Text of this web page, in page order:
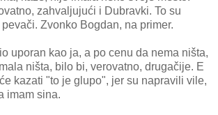
zahvaljujući i Dubravki. To su
Zvonko Bogdan, na primer.
uporan kao ja, a po cenu da nema ništa,
ništa, bilo bi, verovatno, drugačije. E
kazati "to je glupo", jer su napravili vile,
imam sina.